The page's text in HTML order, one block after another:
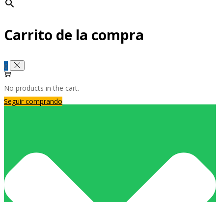
Carrito de la compra
0
No products in the cart.
Seguir comprando